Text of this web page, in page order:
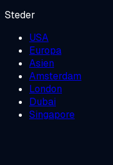
Steder
USA
Europa
Asien
Amsterdam
London
Dubai
Singapore